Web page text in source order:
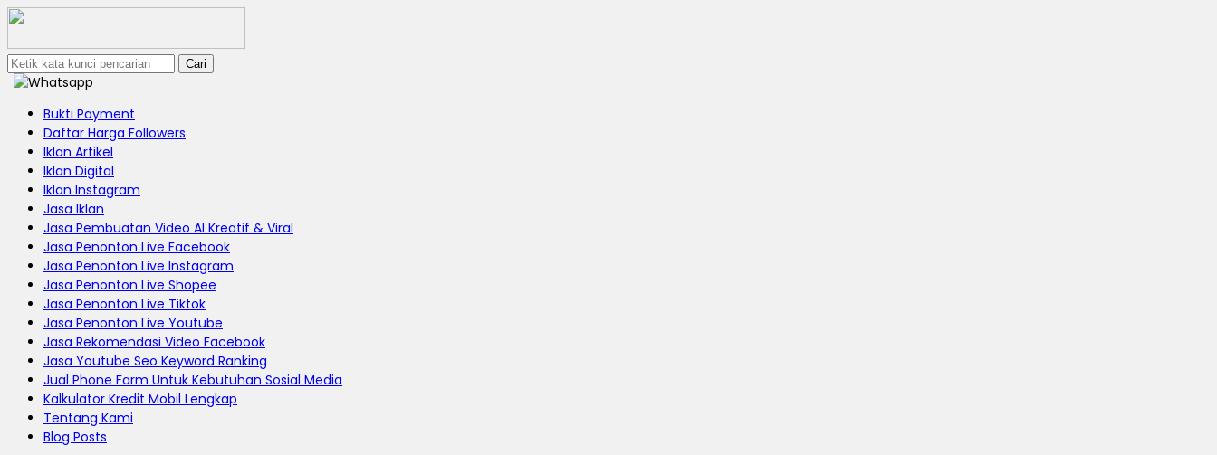
Cari
Bukti Payment
Daftar Harga Followers
Iklan Artikel
Iklan Digital
Iklan Instagram
Jasa Iklan
Jasa Pembuatan Video AI Kreatif & Viral
Jasa Penonton Live Facebook
Jasa Penonton Live Instagram
Jasa Penonton Live Shopee
Jasa Penonton Live Tiktok
Jasa Penonton Live Youtube
Jasa Rekomendasi Video Facebook
Jasa Youtube Seo Keyword Ranking
Jual Phone Farm Untuk Kebutuhan Sosial Media
Kalkulator Kredit Mobil Lengkap
Tentang Kami
Blog Posts